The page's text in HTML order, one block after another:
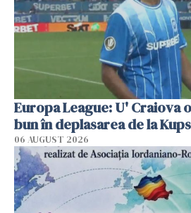
Europa League: U' Craiova
bun în deplasarea de la Kups
06 AUGUST 2026